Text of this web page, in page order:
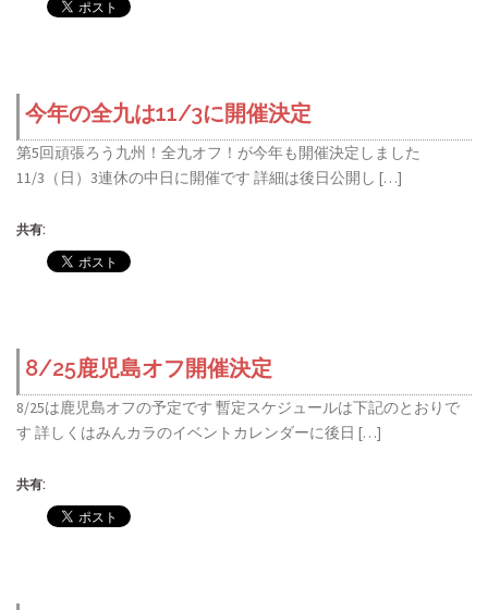
今年の全九は11/3に開催決定
第5回頑張ろう九州！全九オフ！が今年も開催決定しました
11/3（日）3連休の中日に開催です 詳細は後日公開し […]
共有:
8/25鹿児島オフ開催決定
8/25は鹿児島オフの予定です 暫定スケジュールは下記のとおりで
す 詳しくはみんカラのイベントカレンダーに後日 […]
共有: